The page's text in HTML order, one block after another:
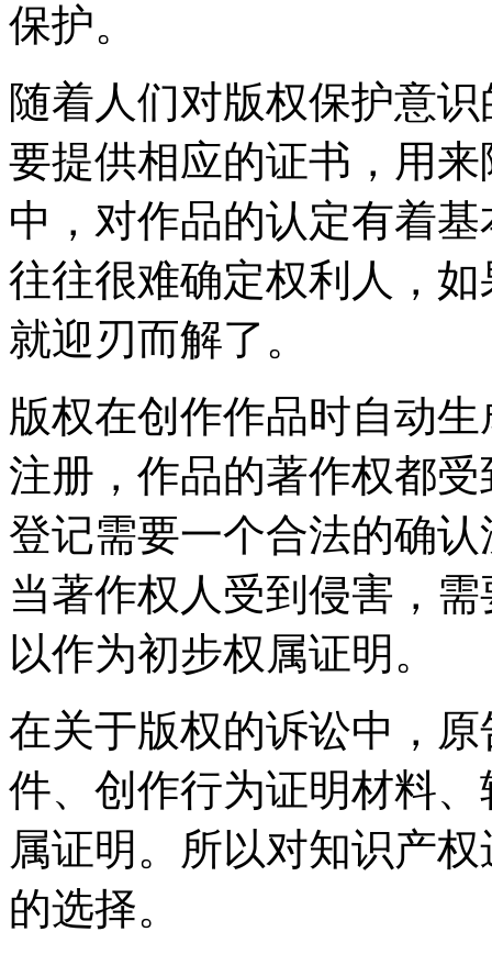
保护。
随着人们对版权保护意
要提供相应的证书，用
中，对作品的认定有着
往往很难确定权利人，
就迎刃而解了。
版权在创作作品时自动
注册，作品的著作权都
登记需要一个合法的确
当著作权人受到侵害，
以作为初步权属证明。
在关于版权的诉讼中，
件、创作行为证明材料
属证明。所以对知识产
的选择。